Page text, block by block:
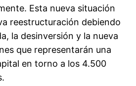
Esta nueva situación
reestructuración debiendo
la desinversión y la nueva
que representarán una
en torno a los 4.500